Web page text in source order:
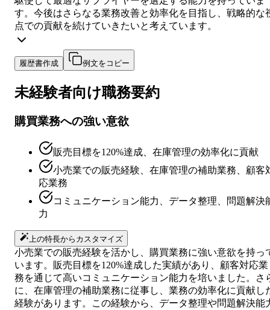
す。今後はさらなる業務改善と効率化を目指し、戦略的な
点での貢献を続けていきたいと考えています。
履歴書作成 例文をコピー
未経験者向け職務要約
購買業務への強い意欲
販売目標を120%達成、在庫管理の効率化に貢献
小売業での販売経験、在庫管理の補助業務、顧客
応業務
コミュニケーション能力、データ整理、問題解決
力
上の特長からカスタマイズ
小売業での販売経験を活かし、購買業務に強い意欲を持っ
います。販売目標を120%達成した実績があり、顧客対応業
務を通じて高いコミュニケーション能力を培いました。さ
に、在庫管理の補助業務に従事し、業務の効率化に貢献し
経験があります。この経験から、データ整理や問題解決能